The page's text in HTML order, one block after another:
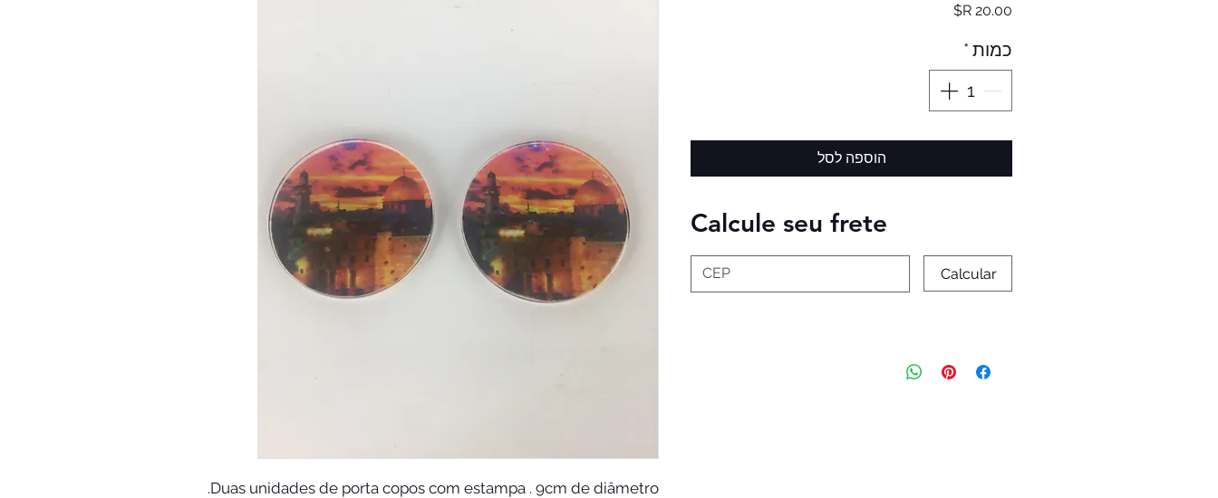
Duas unidades de porta copos com estampa . 9cm de diâmetro.
מחיר
כמות *
הוספה לסל
Calcule seu frete
Calcular